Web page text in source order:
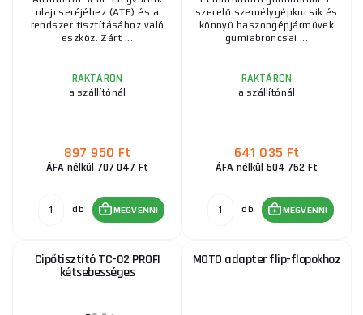
olajcseréjéhez (ATF) és a
rendszer tisztításához való
eszköz. Zárt ...
RAKTÁRON
a szállítónál
897 950 Ft
ÁFA nélkül 707 047 Ft
db MEGVENNI
szerelő személygépkocsik és
könnyű haszongépjárművek
gumiabroncsai ...
RAKTÁRON
a szállítónál
641 035 Ft
ÁFA nélkül 504 752 Ft
db MEGVENNI
Cipőtisztító TC-02 PROFI
kétsebességes
MOTO adapter flip-flopokhoz